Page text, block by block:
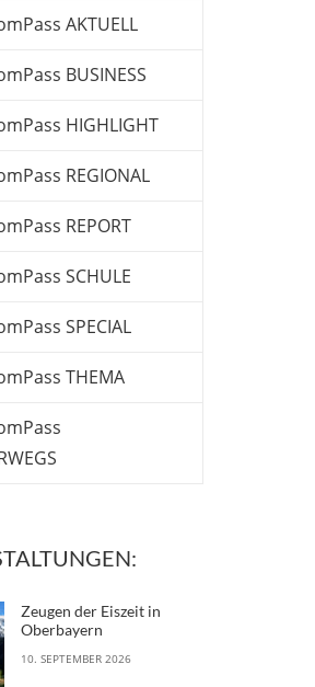
AKTUELL
BUSINESS
HIGHLIGHT
REGIONAL
REPORT
SCHULE
SPECIAL
THEMA
Zeugen der Eiszeit in
Oberbayern
10. SEPTEMBER 2026